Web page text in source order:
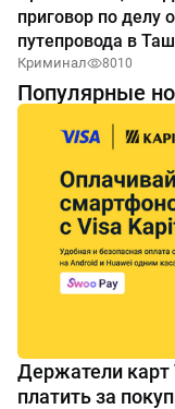
приговор по делу
путепровода в
Криминал 8010
Популярные
Держатели карт
платить за